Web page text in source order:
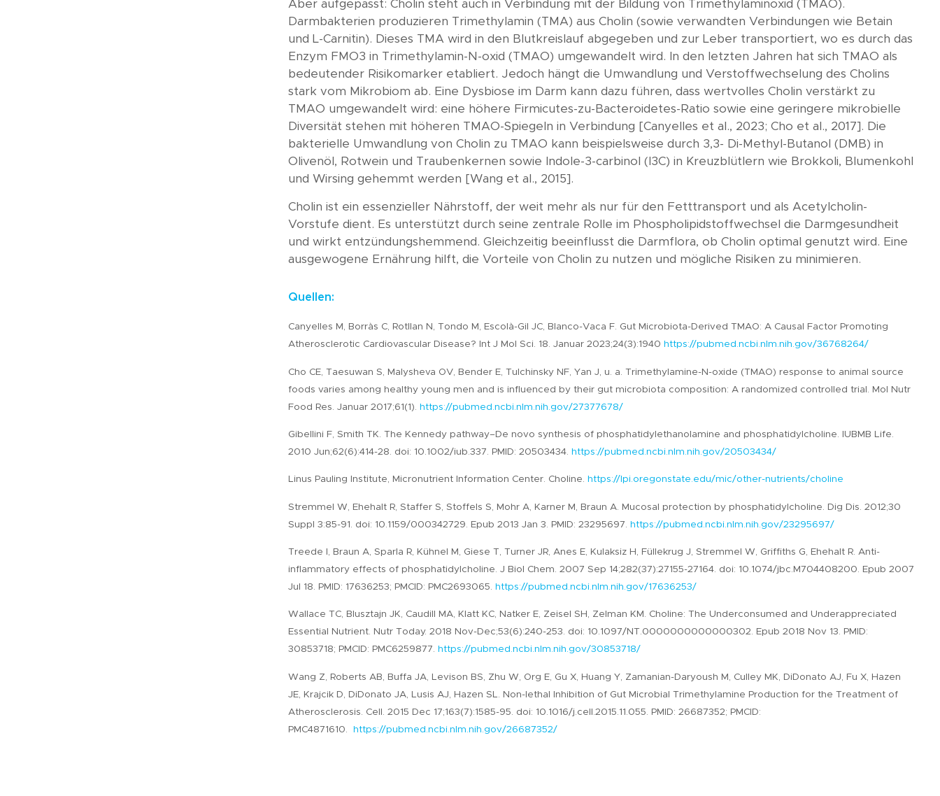
Aber aufgepasst: Cholin steht auch in Verbindung mit der Bildung von Trimethylaminoxid (TMAO).
Darmbakterien produzieren Trimethylamin (TMA) aus Cholin (sowie verwandten Verbindungen wie Betain
und L-Carnitin). Dieses TMA wird in den Blutkreislauf abgegeben und zur Leber transportiert, wo es durch das
Enzym FMO3 in Trimethylamin-N-oxid (TMAO) umgewandelt wird. In den letzten Jahren hat sich TMAO als
bedeutender Risikomarker etabliert. Jedoch hängt die Umwandlung und Verstoffwechselung des Cholins
stark vom Mikrobiom ab. Eine Dysbiose im Darm kann dazu führen, dass wertvolles Cholin verstärkt zu
TMAO umgewandelt wird: eine höhere Firmicutes-zu-Bacteroidetes-Ratio sowie eine geringere mikrobielle
Diversität stehen mit höheren TMAO-Spiegeln in Verbindung [Canyelles et al., 2023; Cho et al., 2017]. Die
bakterielle Umwandlung von Cholin zu TMAO kann beispielsweise durch 3,3- Di-Methyl-Butanol (DMB) in
Olivenöl, Rotwein und Traubenkernen sowie Indole-3-carbinol (I3C) in Kreuzblütlern wie Brokkoli, Blumenkohl
und Wirsing gehemmt werden [Wang et al., 2015].
Cholin ist ein essenzieller Nährstoff, der weit mehr als nur für den Fetttransport und als Acetylcholin-
Vorstufe dient. Es unterstützt durch seine zentrale Rolle im Phospholipidstoffwechsel die Darmgesundheit
und wirkt entzündungshemmend. Gleichzeitig beeinflusst die Darmflora, ob Cholin optimal genutzt wird. Eine
ausgewogene Ernährung hilft, die Vorteile von Cholin zu nutzen und mögliche Risiken zu minimieren.
Quellen:
Canyelles M, Borràs C, Rotllan N, Tondo M, Escolà-Gil JC, Blanco-Vaca F. Gut Microbiota-Derived TMAO: A Causal Factor Promoting
Atherosclerotic Cardiovascular Disease? Int J Mol Sci. 18. Januar 2023;24(3):1940 https://pubmed.ncbi.nlm.nih.gov/36768264/
Cho CE, Taesuwan S, Malysheva OV, Bender E, Tulchinsky NF, Yan J, u. a. Trimethylamine-N-oxide (TMAO) response to animal source
foods varies among healthy young men and is influenced by their gut microbiota composition: A randomized controlled trial. Mol Nutr
Food Res. Januar 2017;61(1).https://pubmed.ncbi.nlm.nih.gov/27377678/
Gibellini F, Smith TK. The Kennedy pathway–De novo synthesis of phosphatidylethanolamine and phosphatidylcholine. IUBMB Life.
2010 Jun;62(6):414-28. doi: 10.1002/iub.337. PMID: 20503434.https://pubmed.ncbi.nlm.nih.gov/20503434/
Linus Pauling Institute, Micronutrient Information Center. Choline. https://lpi.oregonstate.edu/mic/other-nutrients/choline
Stremmel W, Ehehalt R, Staffer S, Stoffels S, Mohr A, Karner M, Braun A. Mucosal protection by phosphatidylcholine. Dig Dis. 2012;30
Suppl 3:85-91. doi: 10.1159/000342729. Epub 2013 Jan 3. PMID: 23295697.https://pubmed.ncbi.nlm.nih.gov/23295697/
Treede I, Braun A, Sparla R, Kühnel M, Giese T, Turner JR, Anes E, Kulaksiz H, Füllekrug J, Stremmel W, Griffiths G, Ehehalt R. Anti-
inflammatory effects of phosphatidylcholine. J Biol Chem. 2007 Sep 14;282(37):27155-27164. doi: 10.1074/jbc.M704408200. Epub 2007
Jul 18. PMID: 17636253; PMCID: PMC2693065. https://pubmed.ncbi.nlm.nih.gov/17636253/
Wallace TC, Blusztajn JK, Caudill MA, Klatt KC, Natker E, Zeisel SH, Zelman KM. Choline: The Underconsumed and Underappreciated
Essential Nutrient. Nutr Today. 2018 Nov-Dec;53(6):240-253. doi: 10.1097/NT.0000000000000302. Epub 2018 Nov 13. PMID:
30853718; PMCID: PMC6259877. https://pubmed.ncbi.nlm.nih.gov/30853718/
Wang Z, Roberts AB, Buffa JA, Levison BS, Zhu W, Org E, Gu X, Huang Y, Zamanian-Daryoush M, Culley MK, DiDonato AJ, Fu X, Hazen
JE, Krajcik D, DiDonato JA, Lusis AJ, Hazen SL. Non-lethal Inhibition of Gut Microbial Trimethylamine Production for the Treatment of
Atherosclerosis. Cell. 2015 Dec 17;163(7):1585-95. doi: 10.1016/j.cell.2015.11.055. PMID: 26687352; PMCID:
PMC4871610.https://pubmed.ncbi.nlm.nih.gov/26687352/